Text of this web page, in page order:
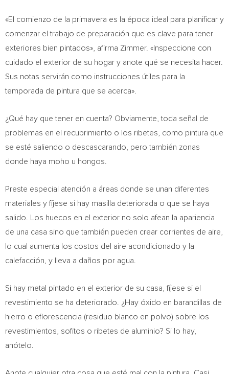
«El comienzo de la primavera es la época ideal para planificar y
comenzar el trabajo de preparación que es clave para tener
exteriores bien pintados», afirma Zimmer. «Inspeccione con
cuidado el exterior de su hogar y anote qué se necesita hacer.
Sus notas servirán como instrucciones útiles para la
temporada de pintura que se acerca».
¿Qué hay que tener en cuenta? Obviamente, toda señal de
problemas en el recubrimiento o los ribetes, como pintura que
se esté saliendo o descascarando, pero también zonas
donde haya moho u hongos.
Preste especial atención a áreas donde se unan diferentes
materiales y fíjese si hay masilla deteriorada o que se haya
salido. Los huecos en el exterior no solo afean la apariencia
de una casa sino que también pueden crear corrientes de aire,
lo cual aumenta los costos del aire acondicionado y la
calefacción, y lleva a daños por agua.
Si hay metal pintado en el exterior de su casa, fíjese si el
revestimiento se ha deteriorado. ¿Hay óxido en barandillas de
hierro o eflorescencia (residuo blanco en polvo) sobre los
revestimientos, sofitos o ribetes de aluminio? Si lo hay,
anótelo.